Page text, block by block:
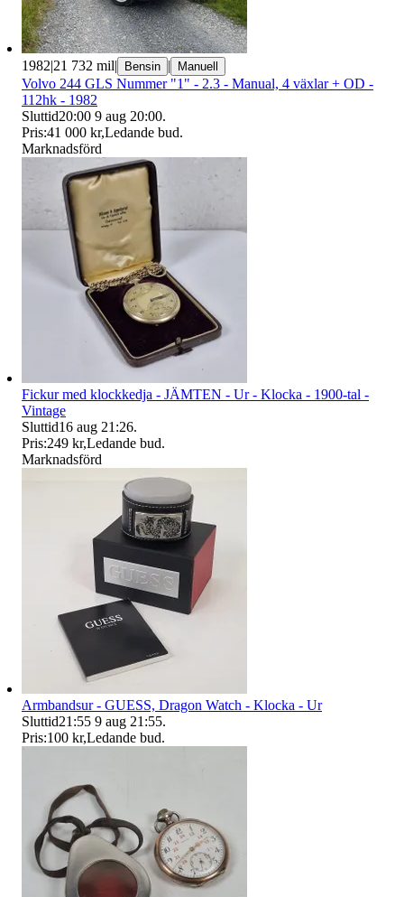
1982|21 732 mil| Bensin | Manuell
Volvo 244 GLS Nummer "1" - 2.3 - Manual, 4 växlar + OD -
112hk - 1982
Sluttid20:00 9 aug 20:00.
Pris:41 000 kr,Ledande bud.
Marknadsförd
Fickur med klockkedja - JÄMTEN - Ur - Klocka - 1900-tal -
Vintage
Sluttid16 aug 21:26.
Pris:249 kr,Ledande bud.
Marknadsförd
Armbandsur - GUESS, Dragon Watch - Klocka - Ur
Sluttid21:55 9 aug 21:55.
Pris:100 kr,Ledande bud.